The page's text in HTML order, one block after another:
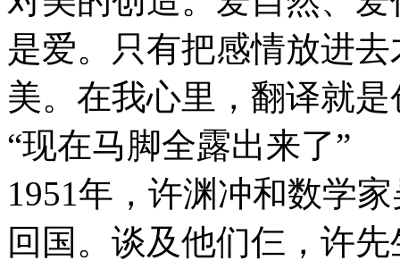
是爱。只有把感情放进
美。在我心里，翻译就
“现在马脚全露出来了”
1951年，许渊冲和数学
回国。谈及他们仨，许